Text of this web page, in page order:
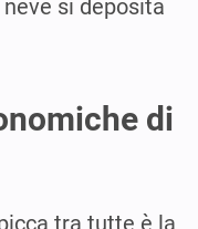
si deposita
di